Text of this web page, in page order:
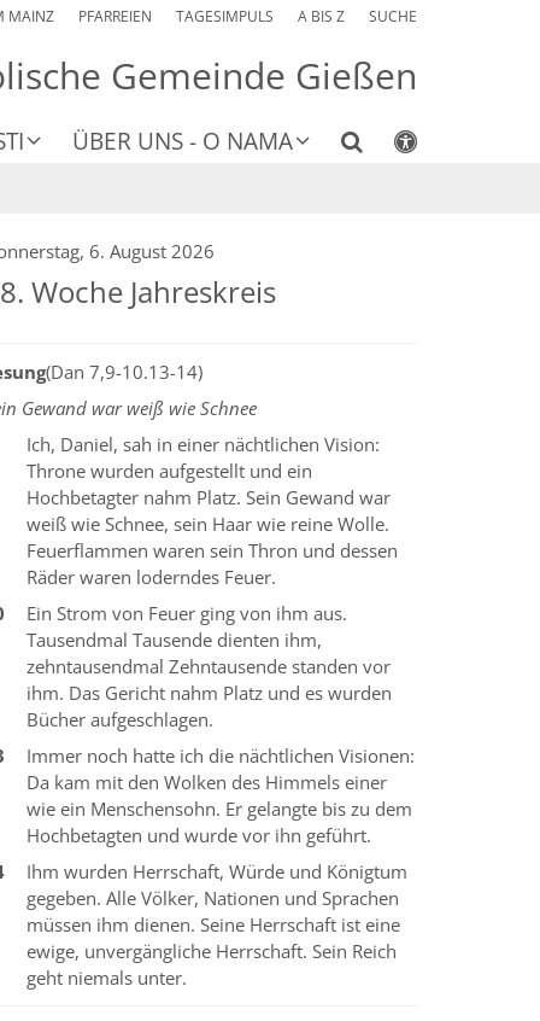
MAINZ PFARREIEN TAGESIMPULS A BIS Z SUCHE
Gemeinde Gießen
ÜBER UNS - O NAMA
6. August 2026
Woche Jahreskreis
(Dan 7,9-10.13-14)
Gewand war weiß wie Schnee
Ich, Daniel, sah in einer nächtlichen Vision:
Throne wurden aufgestellt und ein
Hochbetagter nahm Platz. Sein Gewand war
weiß wie Schnee, sein Haar wie reine Wolle.
Feuerflammen waren sein Thron und dessen
Räder waren loderndes Feuer.
Ein Strom von Feuer ging von ihm aus.
Tausendmal Tausende dienten ihm,
zehntausendmal Zehntausende standen vor
ihm. Das Gericht nahm Platz und es wurden
Bücher aufgeschlagen.
Immer noch hatte ich die nächtlichen Visionen:
Da kam mit den Wolken des Himmels einer
wie ein Menschensohn. Er gelangte bis zu dem
Hochbetagten und wurde vor ihn geführt.
Ihm wurden Herrschaft, Würde und Königtum
gegeben. Alle Völker, Nationen und Sprachen
müssen ihm dienen. Seine Herrschaft ist eine
ewige, unvergängliche Herrschaft. Sein Reich
geht niemals unter.